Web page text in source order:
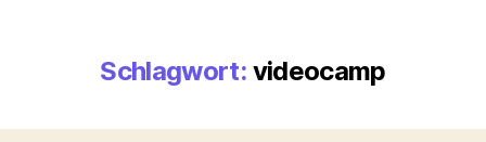
Schlagwort: videocamp